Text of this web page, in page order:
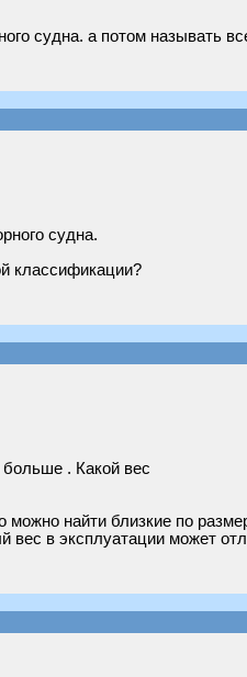
судна. а потом называть
судна.
классификации?
. Какой вес
можно найти близкие по
вес в эксплуатации может